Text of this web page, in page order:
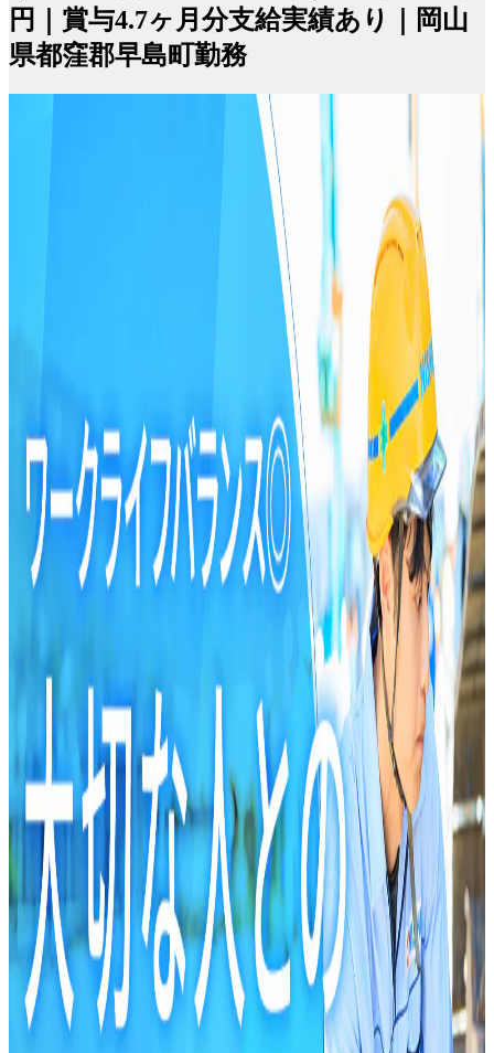
円｜賞与4.7ヶ月分支給実績あり｜岡山
県都窪郡早島町勤務